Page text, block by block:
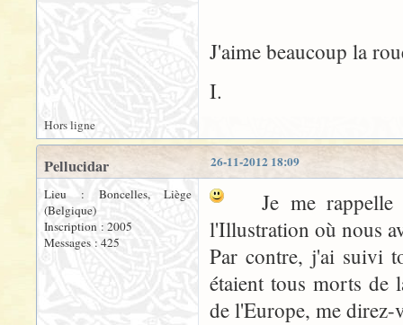
J'aime beaucoup la
I.
Hors ligne
26-11-2012 18:09
Pellucidar
Lieu : Boncelles, Liège
(Belgique)
Inscription : 2005
Messages : 425
Je me rappelle
l'Illustration où nous
Par contre, j'ai suivi
étaient tous morts de
de l'Europe, me